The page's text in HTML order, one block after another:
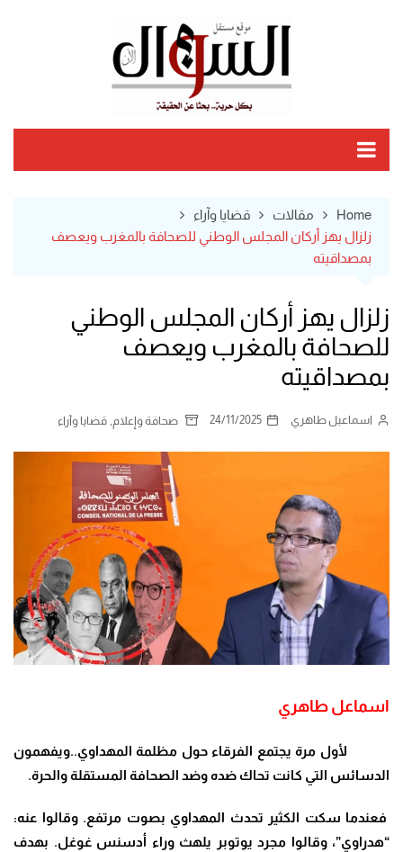
Home مقالات
قضايا وآراء
زلزال يهز أركان المجلس الوطني للصحافة بالمغرب ويعصف
بمصداقيته
زلزال يهز أركان المجلس الوطني
للصحافة بالمغرب ويعصف
بمصداقيته
اسماعيل طاهري 24/11/2025 صحافة وإعلام قضايا وآراء
اسماعل طاهري
لأول مرة يجتمع الفرقاء حول مظلمة المهداوي..ويفهمون
الدسائس التي كانت تحاك ضده وضد الصحافة المستقلة والحرة.
فعندما سكت الكثير تحدث المهداوي بصوت مرتفع. وقالوا عنه:
“هدراوي”، وقالوا مجرد يوتوبر يلهث وراء أدسنس غوغل. بهدف